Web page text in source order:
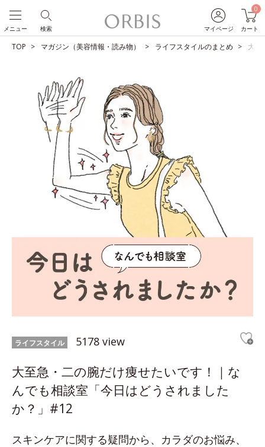
マイページ
0
カート
検索
メニュー
TOP マガジン（美容情報・読み物） ライフスタイルのまとめ 大至
ライフスタイル 5178 view
大至急・二の腕だけ痩せたいです！｜な
んでも相談室「今日はどうされました
か？」#12
スキンケアに関する疑問から、カラダのお悩み、